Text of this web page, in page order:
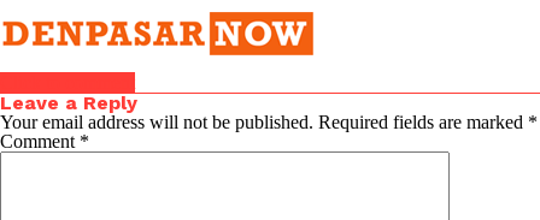
Leave a Reply
Your email address will not be published. Required fields are marked *
Comment *